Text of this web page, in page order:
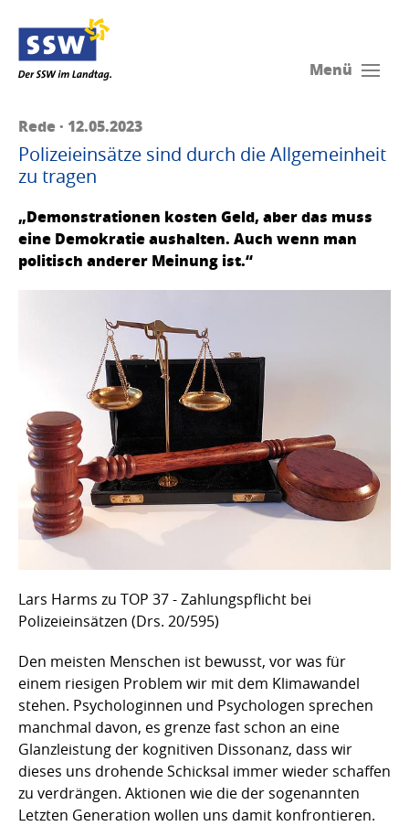
Menü
Rede · 12.05.2023
Polizeieinsätze sind durch die Allgemeinheit
zu tragen
„Demonstrationen kosten Geld, aber das muss
eine Demokratie aushalten. Auch wenn man
politisch anderer Meinung ist.“
Lars Harms zu TOP 37 - Zahlungspflicht bei
Polizeieinsätzen (Drs. 20/595)
Den meisten Menschen ist bewusst, vor was für
einem riesigen Problem wir mit dem Klimawandel
stehen. Psychologinnen und Psychologen sprechen
manchmal davon, es grenze fast schon an eine
Glanzleistung der kognitiven Dissonanz, dass wir
dieses uns drohende Schicksal immer wieder schaffen
zu verdrängen. Aktionen wie die der sogenannten
Letzten Generation wollen uns damit konfrontieren.